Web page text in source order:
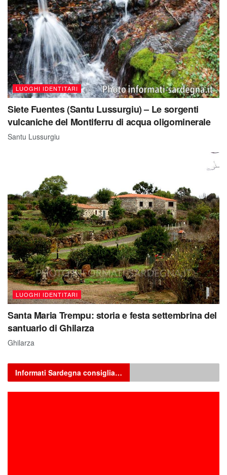
LUOGHI IDENTITARI
Siete Fuentes (Santu Lussurgiu) – Le sorgenti
vulcaniche del Montiferru di acqua oligominerale
Santu Lussurgiu
LUOGHI IDENTITARI
Santa Maria Trempu: storia e festa settembrina del
santuario di Ghilarza
Ghilarza
Informati Sardegna consiglia…